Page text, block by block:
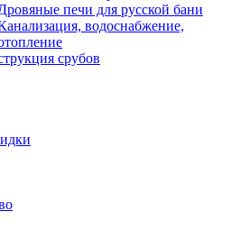
печи для русской бани
водоснабжение,
срубов